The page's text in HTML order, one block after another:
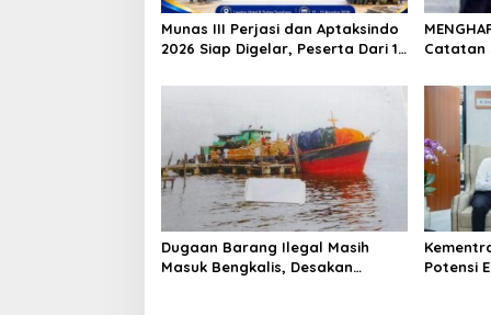
Munas III Perjasi dan Aptaksindo
2026 Siap Digelar, Peserta Dari 15
Catatan
Dugaan Barang Ilegal Masih
Masuk Bengkalis, Desakan
Potensi